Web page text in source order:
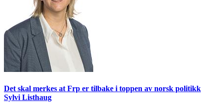
Det skal merkes at Frp er tilbake i toppen av norsk politikk
Sylvi Listhaug